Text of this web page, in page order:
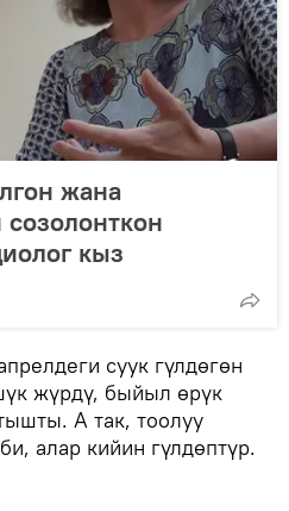
жана
кыз
суук гүлдөгөн
жүрдү, быйыл өрүк
А так, тоолуу
алар кийин гүлдөптүр.